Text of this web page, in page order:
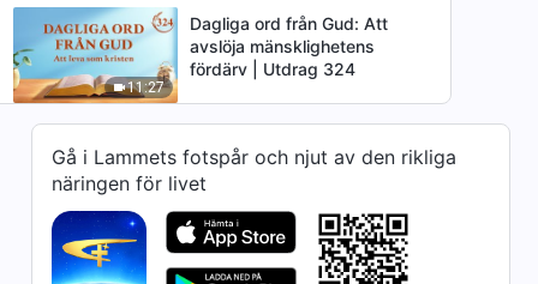
11:27
Dagliga ord från Gud: Att
avslöja mänsklighetens
fördärv | Utdrag 324
Dagliga ord från Gud: Att
avslöja mänsklighetens
fördärv | Utdrag 325
Dagliga ord från Gud: Att
Gå i Lammets fotspår och njut av den rikliga
näringen för livet